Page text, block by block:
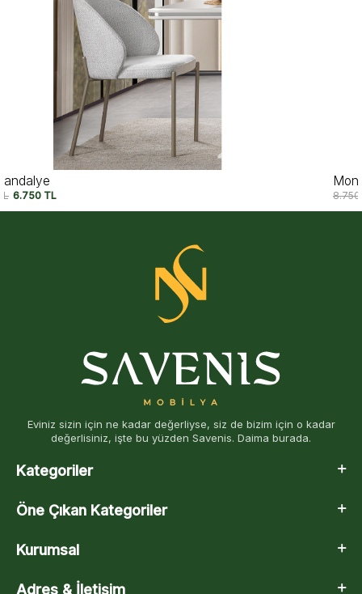
Monica Sandalye
8.750TL 7.500
Eviniz sizin için ne kadar değerliyse, siz de bizim için o kadar
değerlisiniz, işte bu yüzden Savenis. Daima burada.
Kategoriler
Öne Çıkan Kategoriler
Kurumsal
Adres & İletişim